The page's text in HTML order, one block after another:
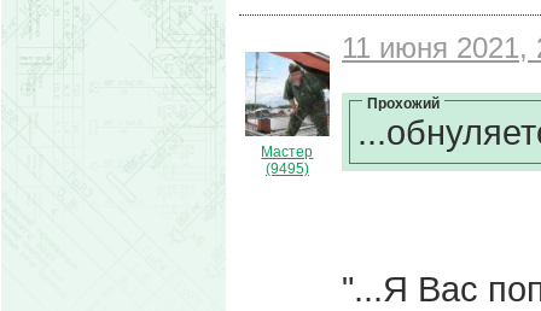
Мастер
(9495)
11 июня 2021,
Прохожий
"...Я Вас